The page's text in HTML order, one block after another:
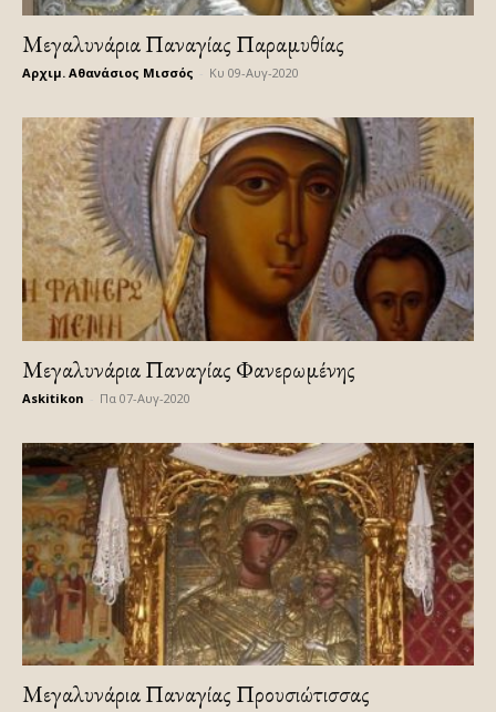
Μεγαλυνάρια Παναγίας Παραμυθίας
Αρχιμ. Αθανάσιος Μισσός Κυ 09-Αυγ-2020
Μεγαλυνάρια Παναγίας Φανερωμένης
Askitikon Πα 07-Αυγ-2020
Μεγαλυνάρια Παναγίας Προυσιώτισσας